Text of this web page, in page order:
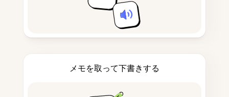
メモを取って下書きする